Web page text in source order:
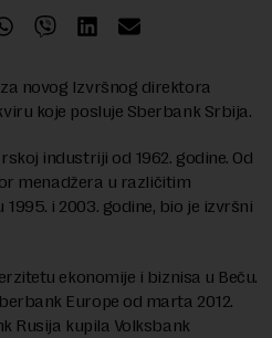
novog Izvršnog direktora
koje posluje Sberbank Srbija.
industriji od 1962. godine. Od
menadžera u različitim
i 2003. godine, bio je izvršni
ekonomije i biznisa u Beču.
Europe od marta 2012.
Rusija kupila Volksbank